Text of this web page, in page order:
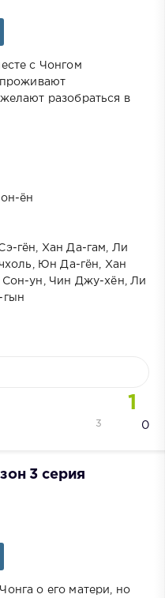
с Чонгом
проживают
разобраться в
ён
гён, Хан Да-гам, Ли
Юн Да-гён, Хан
ун, Чин Джу-хён, Ли
1
0
3
3 серия
о его матери, но